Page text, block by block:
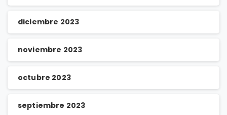
diciembre 2023
noviembre 2023
octubre 2023
septiembre 2023